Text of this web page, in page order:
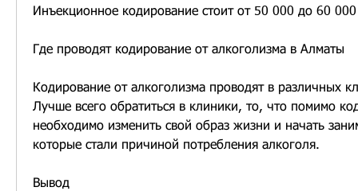
Инъекционное кодирование стоит от 50 000 до 60 000
Где проводят кодирование от алкоголизма в Алматы
Кодирование от алкоголизма проводят в различных
Лучше всего обратиться в клиники, то, что помимо
необходимо изменить свой образ жизни и начать
которые стали причиной потребления алкоголя.
Вывод